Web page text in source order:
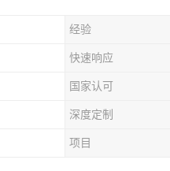
经验
快速响应
国家认可
深度定制
项目